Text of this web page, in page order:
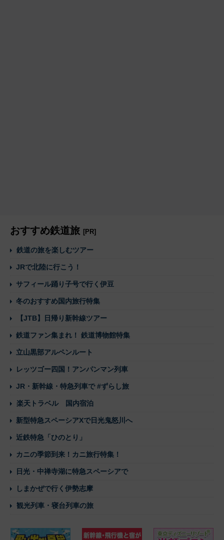
おすすめ鉄道旅 [PR]
鉄道の旅を楽しむツアー
JRで北陸に行こう！
サフィール踊り子号で行く伊豆
冬のおすすめ国内旅行特集
【JTB】日帰り新幹線ツアー
鉄道ファン集まれ！ 鉄道博物館特集
立山黒部アルペンルート
レッツゴー四国！アンパンマン列車
JR・新幹線・特急列車で #ずらし旅
楽天トラベル 国内宿泊
新型特急スペーシアXで日光鬼怒川へ
近鉄特急「ひのとり」
カニの季節到来！カニ旅行特集！
日光・中禅寺湖に特急スペーシアで
しまかぜで行く伊勢志摩
観光列車・寝台列車の旅